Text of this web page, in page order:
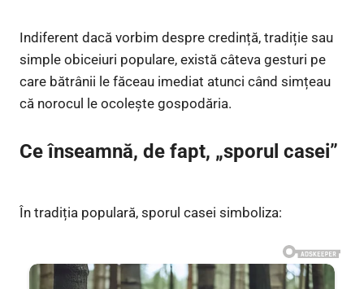
Indiferent dacă vorbim despre credință, tradiție sau
simple obiceiuri populare, există câteva gesturi pe
care bătrânii le făceau imediat atunci când simțeau
că norocul le ocolește gospodăria.
Ce înseamnă, de fapt, „sporul casei”
În tradiția populară, sporul casei simboliza: